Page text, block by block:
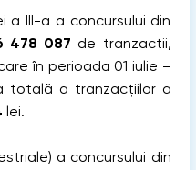
a III-a a concursului din
478 087 de tranzacții,
în perioada 01 iulie –
totală a tranzacțiilor a
lei.
a concursului din